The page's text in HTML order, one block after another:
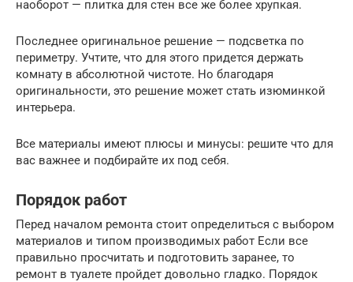
наоборот — плитка для стен все же более хрупкая.
Последнее оригинальное решение — подсветка по
периметру. Учтите, что для этого придется держать
комнату в абсолютной чистоте. Но благодаря
оригинальности, это решение может стать изюминкой
интерьера.
Все материалы имеют плюсы и минусы: решите что для
вас важнее и подбирайте их под себя.
Порядок работ
Перед началом ремонта стоит определиться с выбором
материалов и типом производимых работ Если все
правильно просчитать и подготовить заранее, то
ремонт в туалете пройдет довольно гладко. Порядок